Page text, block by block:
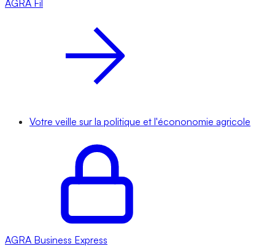
AGRA Fil
Votre veille sur la politique et l'écononomie agricole
AGRA Business Express